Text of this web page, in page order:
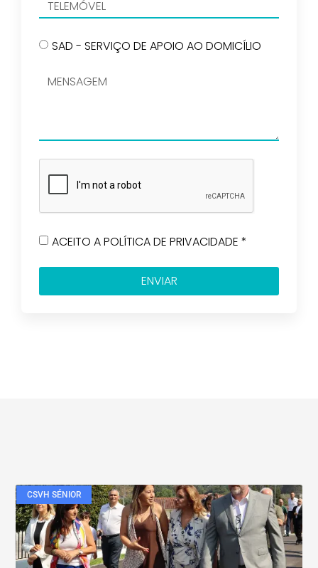
SAD - SERVIÇO DE APOIO AO DOMICÍLIO
ACEITO A POLÍTICA DE PRIVACIDADE *
ENVIAR
Veja também....
CSVH SÉNIOR